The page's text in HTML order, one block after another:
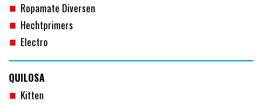
Ropamate Diversen
Hechtprimers
Electro
QUILOSA
Kitten